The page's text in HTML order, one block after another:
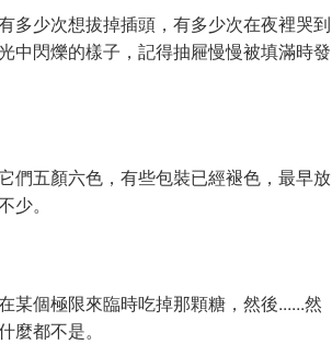
多少次想拔掉插頭，有多少次在夜裡哭到
中閃爍的樣子，記得抽屜慢慢被填滿時發
們五顏六色，有些包裝已經褪色，最早放
。
某個極限來臨時吃掉那顆糖，然後......然
都不是。